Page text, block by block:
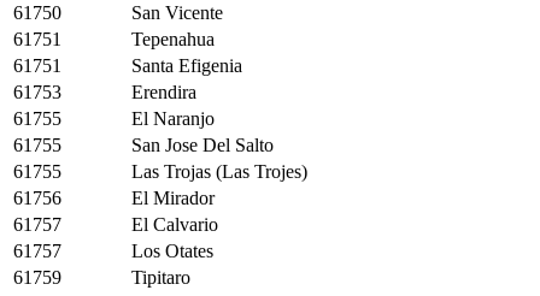
61750
San Vicente
61751
Tepenahua
61751
Santa Efigenia
61753
Erendira
61755
El Naranjo
61755
San Jose Del Salto
61755
Las Trojas (Las Trojes)
61756
El Mirador
61757
El Calvario
61757
Los Otates
61759
Tipitaro